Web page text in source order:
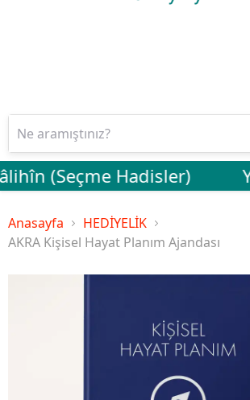
(Seçme Hadisler)
Anasayfa
HEDİYELİK
AKRA Kişisel Hayat Planım Ajandası